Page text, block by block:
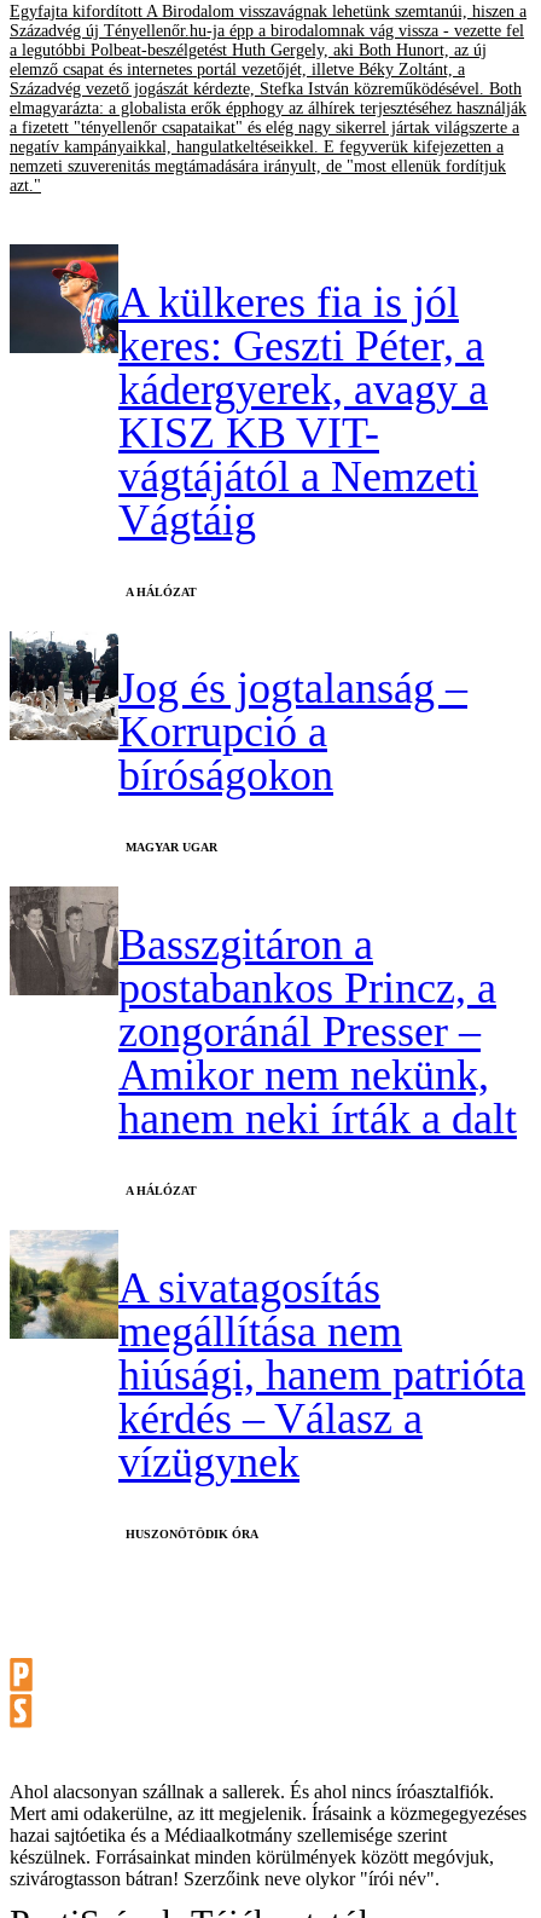
Egyfajta kifordított A Birodalom visszavágnak lehetünk szemtanúi, hiszen a
Századvég új Tényellenőr.hu-ja épp a birodalomnak vág vissza - vezette fel
a legutóbbi Polbeat-beszélgetést Huth Gergely, aki Both Hunort, az új
elemző csapat és internetes portál vezetőjét, illetve Béky Zoltánt, a
Századvég vezető jogászát kérdezte, Stefka István közreműködésével. Both
elmagyarázta: a globalista erők épphogy az álhírek terjesztéséhez használják
a fizetett "tényellenőr csapataikat" és elég nagy sikerrel jártak világszerte a
negatív kampányaikkal, hangulatkeltéseikkel. E fegyverük kifejezetten a
nemzeti szuverenitás megtámadására irányult, de "most ellenük fordítjuk
azt."
A külkeres fia is jól
keres: Geszti Péter, a
kádergyerek, avagy a
KISZ KB VIT-
vágtájától a Nemzeti
Vágtáig
A HÁLÓZAT
Jog és jogtalanság –
Korrupció a
bíróságokon
MAGYAR UGAR
Basszgitáron a
postabankos Princz, a
zongoránál Presser –
Amikor nem nekünk,
hanem neki írták a dalt
A HÁLÓZAT
A sivatagosítás
megállítása nem
hiúsági, hanem patrióta
kérdés – Válasz a
vízügynek
HUSZONÖTÖDIK ÓRA
Ahol alacsonyan szállnak a sallerek. És ahol nincs íróasztalfiók.
Mert ami odakerülne, az itt megjelenik. Írásaink a közmegegyezéses
hazai sajtóetika és a Médiaalkotmány szellemisége szerint
készülnek. Forrásainkat minden körülmények között megóvjuk,
szivárogtasson bátran! Szerzőink neve olykor "írói név".